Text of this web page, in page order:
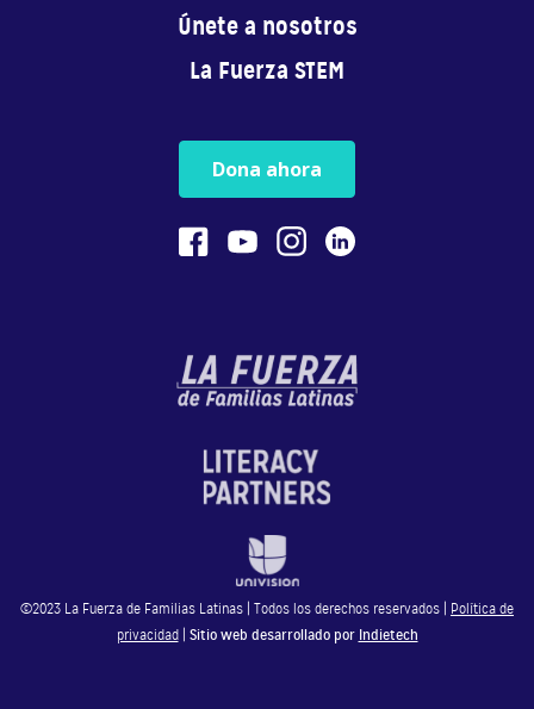
5:27
La fuerza de creer 2 capítulo 1 parte
2/6
La fuerza de creer 2 capítulo 1 parte
3/6
La fuerza de creer 2 capítulo 1 parte
La fuerza de creer 2 capítulo 1 parte
Únete a nosotros
La Fuerza STEM
Dona ahora
©2023 La Fuerza de Familias Latinas | Todos los derechos reservados | Política de
privacidad| Sitio web desarrollado por Indietech